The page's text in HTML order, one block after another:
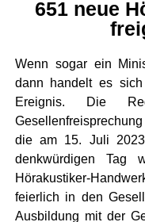
651 neue
Wenn sogar ein
dann handelt es
Ereignis. Die
die am 15. Juli
denkwürdigen Tag
Hörakustiker-
feierlich in den
Ausbildung mit der